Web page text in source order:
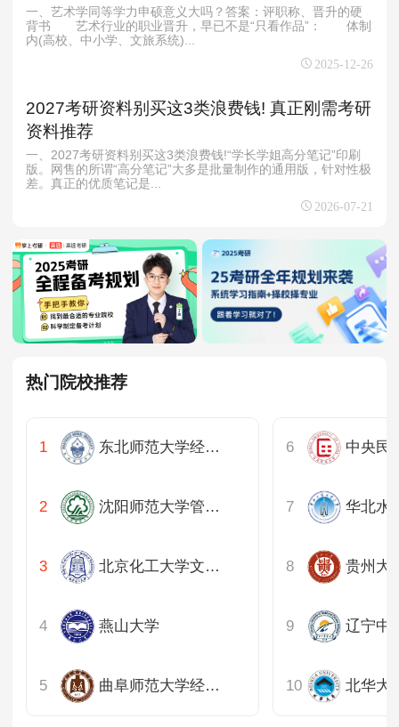
一、艺术学同等学力申硕意义大吗？答案：评职称、晋升的硬
背书 艺术行业的职业晋升，早已不是“只看作品”： 体制
内(高校、中小学、文旅系统)...
2025-12-26
2027考研资料别买这3类浪费钱! 真正刚需考研
资料推荐
一、2027考研资料别买这3类浪费钱!“学长学姐高分笔记”印刷
版。网售的所谓“高分笔记”大多是批量制作的通用版，针对性极
差。真正的优质笔记是...
2026-07-21
热门院校推荐
东北师范大学经济学院
沈阳师范大学管理学院
北京化工大学文法学院
燕山大学
曲阜师范大学经济学院 北华大